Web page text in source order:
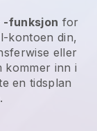
-funksjon for
kontoen din,
eller
kommer inn i
en tidsplan